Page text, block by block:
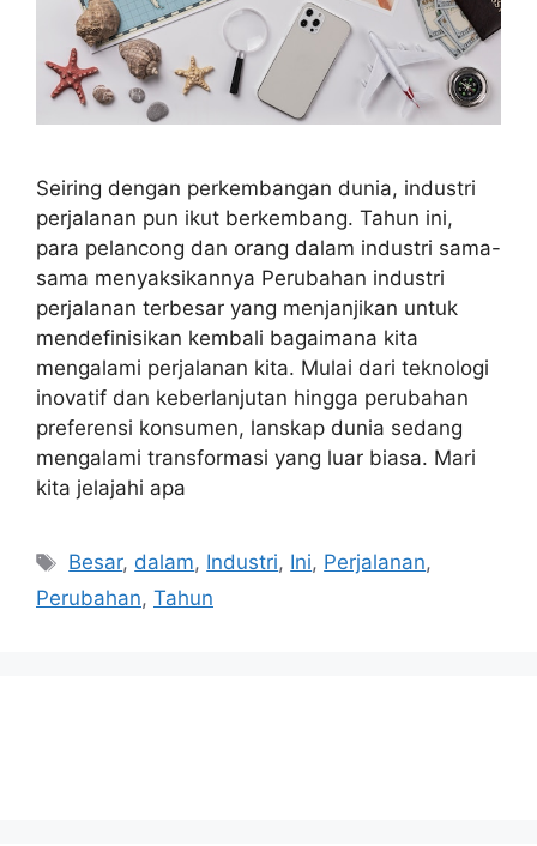
Seiring dengan perkembangan dunia, industri
perjalanan pun ikut berkembang. Tahun ini,
para pelancong dan orang dalam industri sama-
sama menyaksikannya Perubahan industri
perjalanan terbesar yang menjanjikan untuk
mendefinisikan kembali bagaimana kita
mengalami perjalanan kita. Mulai dari teknologi
inovatif dan keberlanjutan hingga perubahan
preferensi konsumen, lanskap dunia sedang
mengalami transformasi yang luar biasa. Mari
kita jelajahi apa
Tags
Besar, dalam, Industri, Ini, Perjalanan,
Perubahan, Tahun